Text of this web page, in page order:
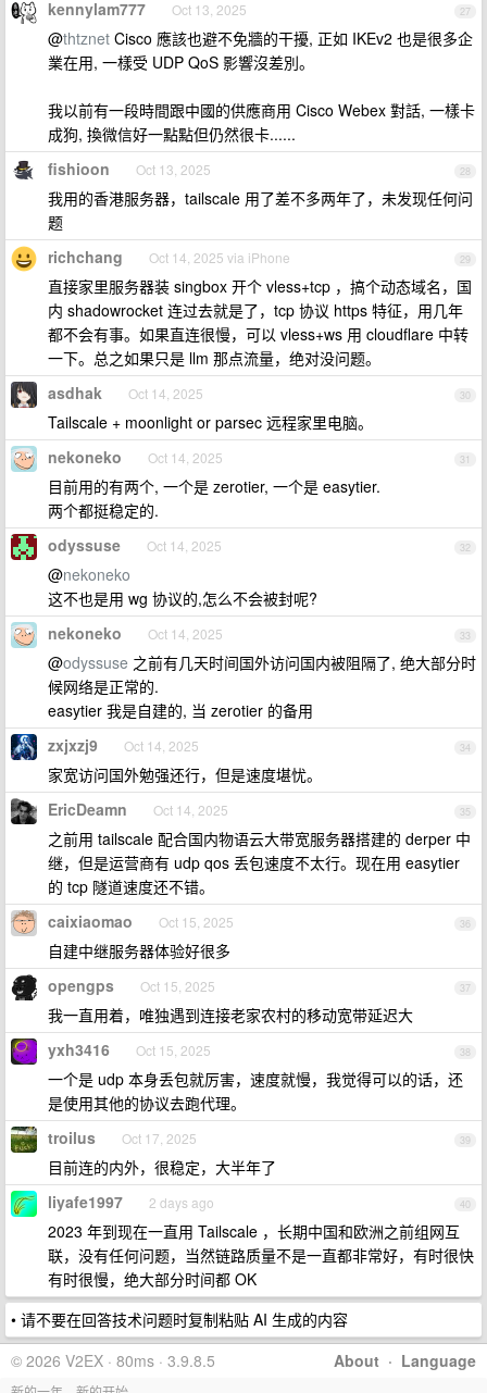
27
kennylam777 Oct 13, 2025
@thtznet Cisco 應該也避不免牆的干擾, 正如 IKEv2 也是很多企
業在用, 一樣受 UDP QoS 影響沒差別。
我以前有一段時間跟中國的供應商用 Cisco Webex 對話, 一樣卡
成狗, 換微信好一點點但仍然很卡......
28
fishioon Oct 13, 2025
我用的香港服务器，tailscale 用了差不多两年了，未发现任何问
题
29
richchang Oct 14, 2025 via iPhone
直接家里服务器装 singbox 开个 vless+tcp ，搞个动态域名，国
内 shadowrocket 连过去就是了，tcp 协议 https 特征，用几年
都不会有事。如果直连很慢，可以 vless+ws 用 cloudflare 中转
一下。总之如果只是 llm 那点流量，绝对没问题。
30
asdhak Oct 14, 2025
Tailscale + moonlight or parsec 远程家里电脑。
31
nekoneko Oct 14, 2025
目前用的有两个, 一个是 zerotier, 一个是 easytier.
两个都挺稳定的.
32
odyssuse Oct 14, 2025
@nekoneko
这不也是用 wg 协议的,怎么不会被封呢?
33
nekoneko Oct 14, 2025
@odyssuse 之前有几天时间国外访问国内被阻隔了, 绝大部分时
候网络是正常的.
easytier 我是自建的, 当 zerotier 的备用
34
zxjxzj9 Oct 14, 2025
家宽访问国外勉强还行，但是速度堪忧。
35
EricDeamn Oct 14, 2025
之前用 tailscale 配合国内物语云大带宽服务器搭建的 derper 中
继，但是运营商有 udp qos 丢包速度不太行。现在用 easytier
的 tcp 隧道速度还不错。
36
caixiaomao Oct 15, 2025
自建中继服务器体验好很多
37
opengps Oct 15, 2025
我一直用着，唯独遇到连接老家农村的移动宽带延迟大
38
yxh3416 Oct 15, 2025
一个是 udp 本身丢包就厉害，速度就慢，我觉得可以的话，还
是使用其他的协议去跑代理。
39
troilus Oct 17, 2025
目前连的内外，很稳定，大半年了
40
liyafe1997 2 days ago
2023 年到现在一直用 Tailscale ，长期中国和欧洲之前组网互
联，没有任何问题，当然链路质量不是一直都非常好，有时很快
有时很慢，绝大部分时间都 OK
• 请不要在回答技术问题时复制粘贴 AI 生成的内容
About · Language
© 2026 V2EX · 80ms · 3.9.8.5